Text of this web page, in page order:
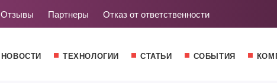
Отзывы Партнеры Отказ от ответственности
НОВОСТИ ТЕХНОЛОГИИ СТАТЬИ СОБЫТИЯ